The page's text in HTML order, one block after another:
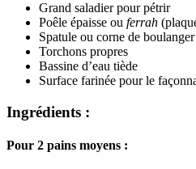
Grand saladier pour pétrir
Poêle épaisse ou ferrah
Spatule ou corne de boulanger
Torchons propres
Bassine d’eau tiède
Surface farinée pour le
Ingrédients :
Pour 2 pains moyens :